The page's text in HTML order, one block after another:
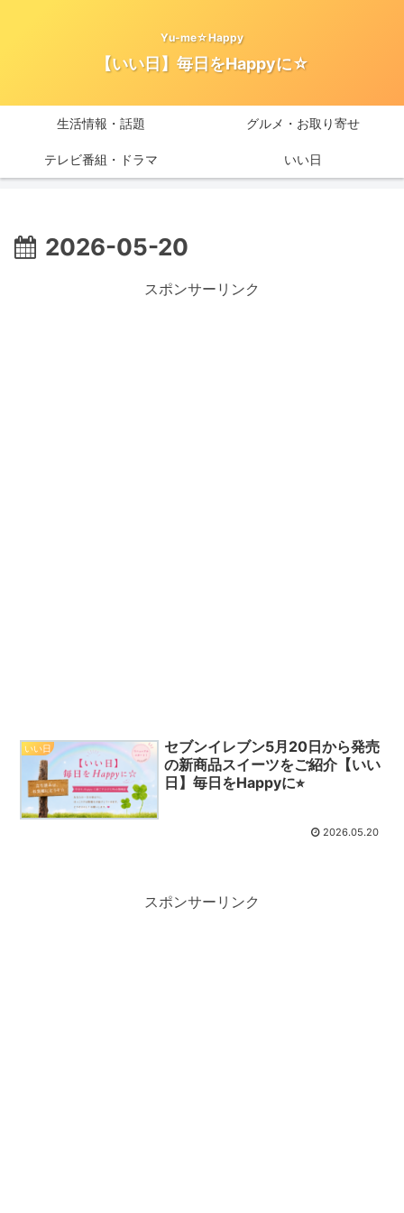
Yu-me☆Happy
【いい日】毎日をHappyに☆
生活情報・話題 グルメ・お取り寄せ
テレビ番組・ドラマ いい日
2026-05-20
スポンサーリンク
いい日
セブンイレブン5月20日から発売
の新商品スイーツをご紹介【いい
日】毎日をHappyに⭐︎
2026.05.20
スポンサーリンク